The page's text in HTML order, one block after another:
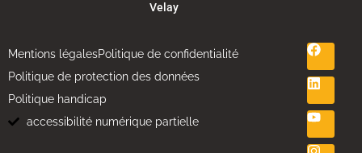
Velay
Mentions légalesPolitique de confidentialité
Politique de protection des données
Politique handicap
accessibilité numérique partielle